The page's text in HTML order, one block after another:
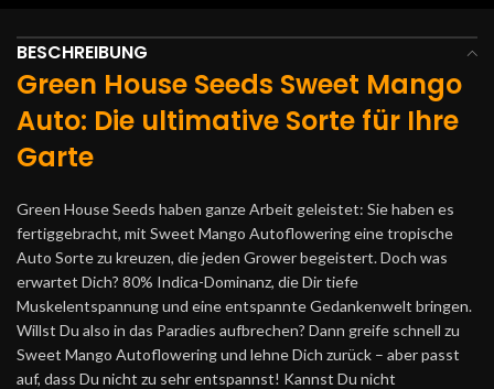
BESCHREIBUNG
Green House Seeds Sweet Mango
Auto: Die ultimative Sorte für Ihre
Garte
Green HouseSeeds haben ganze Arbeit geleistet: Sie haben es
fertiggebracht, mit Sweet Mango Autofloweringeine tropische
Auto Sorte zu kreuzen, die jeden Growerbegeistert. Doch was
erwartet Dich? 80% Indica-Dominanz, die Dir tiefe
Muskelentspannung und eine entspannte Gedankenwelt bringen.
Willst Du also in das Paradies aufbrechen? Dann greife schnell zu
Sweet Mango Autofloweringund lehne Dich zurück – aber passt
auf, dass Du nicht zu sehr entspannst! Kannst Du nicht